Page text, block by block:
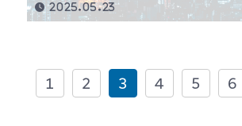
（2025年3月期4Q）
2025.05.23
1 2 3 4 5 6